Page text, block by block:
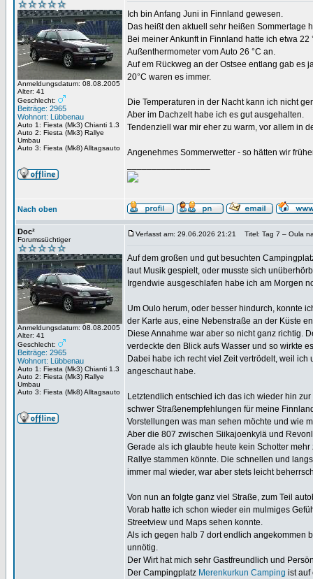
Anmeldungsdatum: 08.08.2005
Alter: 41
Geschlecht:
Beiträge: 2965
Wohnort: Lübbenau
Auto 1: Fiesta (Mk3) Chianti 1.3
Auto 2: Fiesta (Mk3) Rallye
Umbau
Auto 3: Fiesta (Mk8) Alltagsauto
Ich bin Anfang Juni in Finnland gewesen.
Das heißt den aktuell sehr heißen Sommertage
Bei meiner Ankunft in Finnland hatte ich etwa
Außenthermometer vom Auto 26 °C an.
Auf em Rückweg an der Ostsee entlang gab es
20°C waren es immer.
Die Temperaturen in der Nacht kann ich nicht
Aber im Dachzelt habe ich es gut ausgehalten.
Tendenziell war mir eher zu warm, vor allem in
Angenehmes Sommerwetter - so hätten wir
Nach oben
Doc²
Forumssüchtiger
Anmeldungsdatum: 08.08.2005
Alter: 41
Geschlecht:
Beiträge: 2965
Wohnort: Lübbenau
Auto 1: Fiesta (Mk3) Chianti 1.3
Auto 2: Fiesta (Mk3) Rallye
Umbau
Auto 3: Fiesta (Mk8) Alltagsauto
Verfasst am: 29.06.2026 21:21 Titel: Tag 7 – Oula
Auf dem großen und gut besuchten
laut Musik gespielt, oder musste sich
Irgendwie ausgeschlafen habe ich am Morgen
Um Oulo herum, oder besser hindurch, konnte
der Karte aus, eine Nebenstraße an der Küste
Diese Annahme war aber so nicht ganz richtig.
verdeckte den Blick aufs Wasser und so wirkte
Dabei habe ich recht viel Zeit vertrödelt, weil
angeschaut habe.
Letztendlich entschied ich das ich wieder hin
schwer Straßenempfehlungen für meine
Vorstellungen was man sehen möchte und wie
Aber die 807 zwischen Siikajoenkylä und
Gerade als ich glaubte heute kein Schotter
Rallye stammen könnte. Die schnellen und
immer mal wieder, war aber stets leicht
Von nun an folgte ganz viel Straße, zum Teil
Vorab hatte ich schon wieder ein mulmiges
Streetview und Maps sehen konnte.
Als ich gegen halb 7 dort endlich angekommen
unnötig.
Der Wirt hat mich sehr Gastfreundlich und
Der Campingplatz Merenkurkun Camping ist auf